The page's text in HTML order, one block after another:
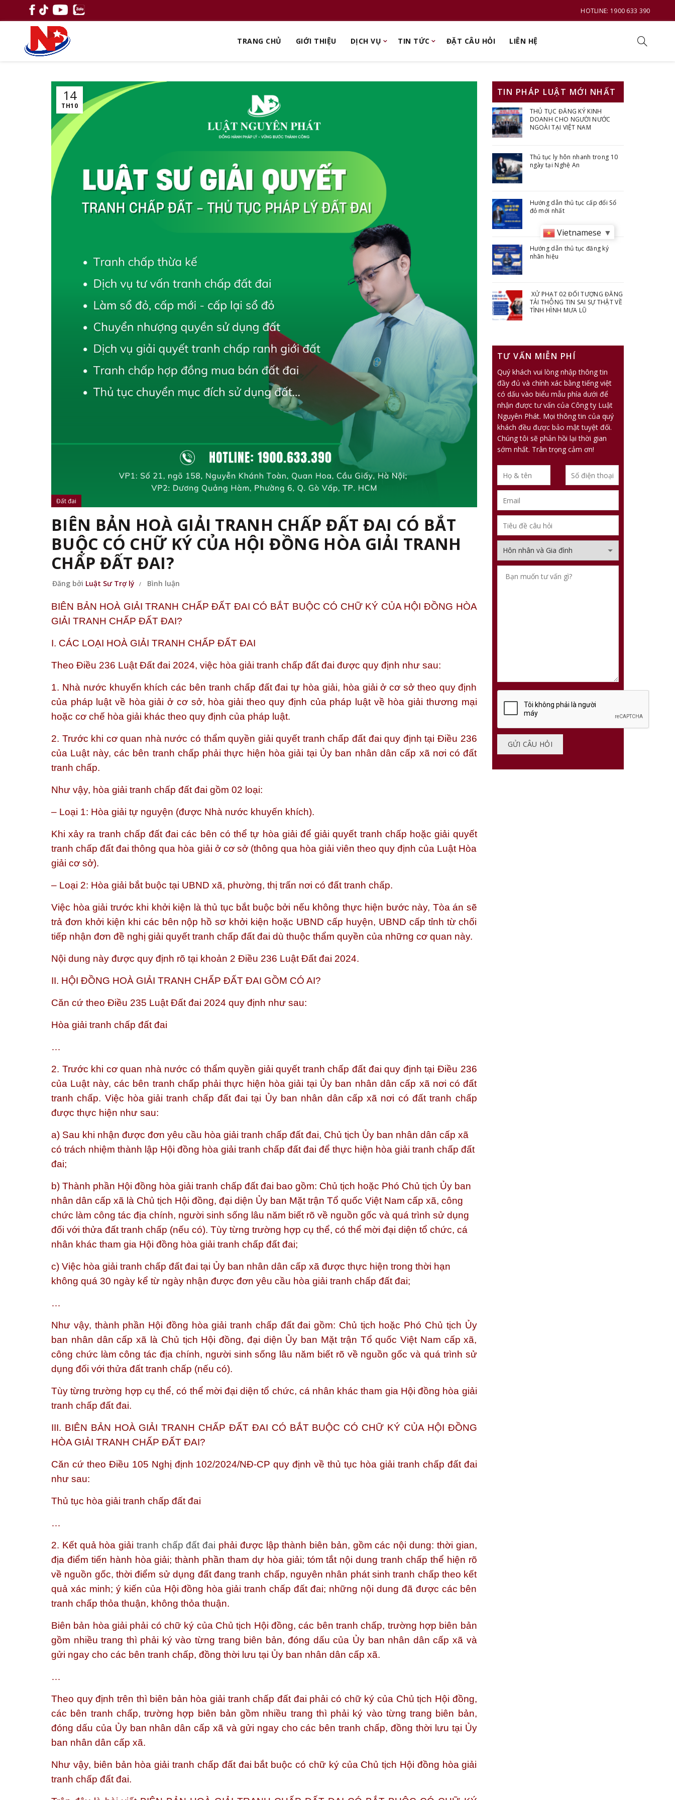
HOTLINE: 1900 633 390
TRANG CHỦ GIỚI THIỆU DỊCH VỤ TIN TỨC ĐẶT CÂU HỎI LIÊN HỆ
14
TH10
Đất đai
BIÊN BẢN HOÀ GIẢI TRANH CHẤP ĐẤT ĐAI CÓ BẮT
BUỘC CÓ CHỮ KÝ CỦA HỘI ĐỒNG HÒA GIẢI TRANH
CHẤP ĐẤT ĐAI?
Đăng bởi Luật Sư Trợ lý Bình luận
BIÊN BẢN HOÀ GIẢI TRANH CHẤP ĐẤT ĐAI CÓ BẮT BUỘC CÓ CHỮ KÝ CỦA HỘI ĐỒNG HÒA
GIẢI TRANH CHẤP ĐẤT ĐAI?
I. CÁC LOẠI HOÀ GIẢI TRANH CHẤP ĐẤT ĐAI
Theo Điều 236 Luật Đất đai 2024, việc hòa giải tranh chấp đất đai được quy định như sau:
1. Nhà nước khuyến khích các bên tranh chấp đất đai tự hòa giải, hòa giải ở cơ sở theo quy định
của pháp luật về hòa giải ở cơ sở, hòa giải theo quy định của pháp luật về hòa giải thương mại
hoặc cơ chế hòa giải khác theo quy định của pháp luật.
2. Trước khi cơ quan nhà nước có thẩm quyền giải quyết tranh chấp đất đai quy định tại Điều 236
của Luật này, các bên tranh chấp phải thực hiện hòa giải tại Ủy ban nhân dân cấp xã nơi có đất
tranh chấp.
Như vậy, hòa giải tranh chấp đất đai gồm 02 loại:
– Loại 1: Hòa giải tự nguyện (được Nhà nước khuyến khích).
Khi xảy ra tranh chấp đất đai các bên có thể tự hòa giải để giải quyết tranh chấp hoặc giải quyết
tranh chấp đất đai thông qua hòa giải ở cơ sở (thông qua hòa giải viên theo quy định của Luật Hòa
giải cơ sở).
– Loại 2: Hòa giải bắt buộc tại UBND xã, phường, thị trấn nơi có đất tranh chấp.
Việc hòa giải trước khi khởi kiện là thủ tục bắt buộc bởi nếu không thực hiện bước này, Tòa án sẽ
trả đơn khởi kiện khi các bên nộp hồ sơ khởi kiện hoặc UBND cấp huyện, UBND cấp tỉnh từ chối
tiếp nhận đơn đề nghị giải quyết tranh chấp đất đai dù thuộc thẩm quyền của những cơ quan này.
Nội dung này được quy định rõ tại khoản 2 Điều 236 Luật Đất đai 2024.
II. HỘI ĐỒNG HOÀ GIẢI TRANH CHẤP ĐẤT ĐAI GỒM CÓ AI?
Căn cứ theo Điều 235 Luật Đất đai 2024 quy định như sau:
Hòa giải tranh chấp đất đai
…
2. Trước khi cơ quan nhà nước có thẩm quyền giải quyết tranh chấp đất đai quy định tại Điều 236
của Luật này, các bên tranh chấp phải thực hiện hòa giải tại Ủy ban nhân dân cấp xã nơi có đất
tranh chấp. Việc hòa giải tranh chấp đất đai tại Ủy ban nhân dân cấp xã nơi có đất tranh chấp
được thực hiện như sau:
a) Sau khi nhận được đơn yêu cầu hòa giải tranh chấp đất đai, Chủ tịch Ủy ban nhân dân cấp xã
có trách nhiệm thành lập Hội đồng hòa giải tranh chấp đất đai để thực hiện hòa giải tranh chấp đất
đai;
b) Thành phần Hội đồng hòa giải tranh chấp đất đai bao gồm: Chủ tịch hoặc Phó Chủ tịch Ủy ban
nhân dân cấp xã là Chủ tịch Hội đồng, đại diện Ủy ban Mặt trận Tổ quốc Việt Nam cấp xã, công
chức làm công tác địa chính, người sinh sống lâu năm biết rõ về nguồn gốc và quá trình sử dụng
đối với thửa đất tranh chấp (nếu có). Tùy từng trường hợp cụ thể, có thể mời đại diện tổ chức, cá
nhân khác tham gia Hội đồng hòa giải tranh chấp đất đai;
c) Việc hòa giải tranh chấp đất đai tại Ủy ban nhân dân cấp xã được thực hiện trong thời hạn
không quá 30 ngày kể từ ngày nhận được đơn yêu cầu hòa giải tranh chấp đất đai;
…
Như vậy, thành phần Hội đồng hòa giải tranh chấp đất đai gồm: Chủ tịch hoặc Phó Chủ tịch Ủy
ban nhân dân cấp xã là Chủ tịch Hội đồng, đại diện Ủy ban Mặt trận Tổ quốc Việt Nam cấp xã,
công chức làm công tác địa chính, người sinh sống lâu năm biết rõ về nguồn gốc và quá trình sử
dụng đối với thửa đất tranh chấp (nếu có).
Tùy từng trường hợp cụ thể, có thể mời đại diện tổ chức, cá nhân khác tham gia Hội đồng hòa giải
tranh chấp đất đai.
III. BIÊN BẢN HOÀ GIẢI TRANH CHẤP ĐẤT ĐAI CÓ BẮT BUỘC CÓ CHỮ KÝ CỦA HỘI ĐỒNG
HÒA GIẢI TRANH CHẤP ĐẤT ĐAI?
Căn cứ theo Điều 105 Nghị định 102/2024/NĐ-CP quy định về thủ tục hòa giải tranh chấp đất đai
như sau:
Thủ tục hòa giải tranh chấp đất đai
…
2. Kết quả hòa giải tranh chấp đất đai phải được lập thành biên bản, gồm các nội dung: thời gian,
địa điểm tiến hành hòa giải; thành phần tham dự hòa giải; tóm tắt nội dung tranh chấp thể hiện rõ
về nguồn gốc, thời điểm sử dụng đất đang tranh chấp, nguyên nhân phát sinh tranh chấp theo kết
quả xác minh; ý kiến của Hội đồng hòa giải tranh chấp đất đai; những nội dung đã được các bên
tranh chấp thỏa thuận, không thỏa thuận.
Biên bản hòa giải phải có chữ ký của Chủ tịch Hội đồng, các bên tranh chấp, trường hợp biên bản
gồm nhiều trang thì phải ký vào từng trang biên bản, đóng dấu của Ủy ban nhân dân cấp xã và
gửi ngay cho các bên tranh chấp, đồng thời lưu tại Ủy ban nhân dân cấp xã.
…
Theo quy định trên thì biên bản hòa giải tranh chấp đất đai phải có chữ ký của Chủ tịch Hội đồng,
các bên tranh chấp, trường hợp biên bản gồm nhiều trang thì phải ký vào từng trang biên bản,
đóng dấu của Ủy ban nhân dân cấp xã và gửi ngay cho các bên tranh chấp, đồng thời lưu tại Ủy
ban nhân dân cấp xã.
Như vậy, biên bản hòa giải tranh chấp đất đai bắt buộc có chữ ký của Chủ tịch Hội đồng hòa giải
tranh chấp đất đai.
TIN PHÁP LUẬT MỚI NHẤT
THỦ TỤC ĐĂNG KÝ KINH
DOANH CHO NGƯỜI NƯỚC
NGOÀI TẠI VIỆT NAM
Thủ tục ly hôn nhanh trong 10
ngày tại Nghệ An
Hướng dẫn thủ tục cấp đổi Sổ
đỏ mới nhất
Hướng dẫn thủ tục đăng ký
nhãn hiệu
XỬ PHẠT 02 ĐỐI TƯỢNG ĐĂNG
TẢI THÔNG TIN SAI SỰ THẬT VỀ
TÌNH HÌNH MƯA LŨ
TƯ VẤN MIỄN PHÍ
Quý khách vui lòng nhập thông tin
đầy đủ và chính xác bằng tiếng việt
có dấu vào biểu mẫu phía dưới để
nhận được tư vấn của Công ty Luật
Nguyên Phát. Mọi thông tin của quý
khách đều được bảo mật tuyệt đối.
Chúng tôi sẽ phản hồi lại thời gian
sớm nhất. Trân trọng cảm ơn!
Vietnamese ▼